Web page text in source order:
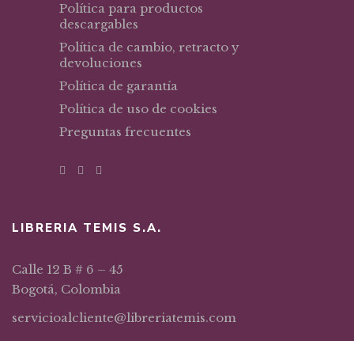
Política para productos
descargables
Política de cambio, retracto y
devoluciones
Política de garantía
Política de uso de cookies
Preguntas frecuentes
LIBRERIA TEMIS S.A.
Calle 12 B # 6 – 45
Bogotá, Colombia
servicioalcliente@libreriatemis.com